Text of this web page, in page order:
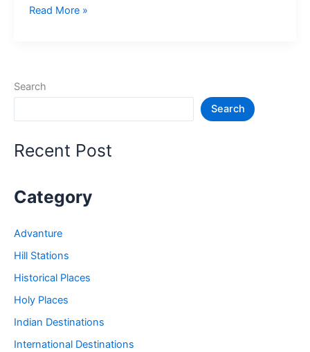
दिल्ली
प्रसिद्ध
Tourist
Read More »
Search
Search
Recent Post
Category
Advanture
Hill Stations
Historical Places
Holy Places
Indian Destinations
International Destinations